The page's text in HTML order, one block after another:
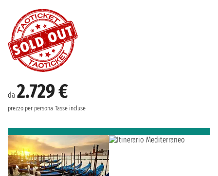
da 2.729 €
prezzo per persona Tasse incluse